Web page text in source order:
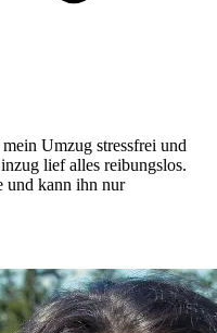
Umzug stressfrei und
lief alles reibungslos.
und kann ihn nur